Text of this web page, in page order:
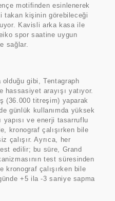
motifinden esinlenerek
takan kişinin görebileceği
Kavisli arka kasa ile
spor saatine uygun
sağlar.
olduğu gibi, Tentagraph
hassasiyet arayışı yatıyor.
(36.000 titreşim) yaparak
günlük kullanımda yüksek
ve enerji tasarruflu
kronograf çalışırken bile
çalışır. Ayrıca, her
edilir; bu süre, Grand
test süresinden
kronograf çalışırken bile
+5 ila -3 saniye sapma